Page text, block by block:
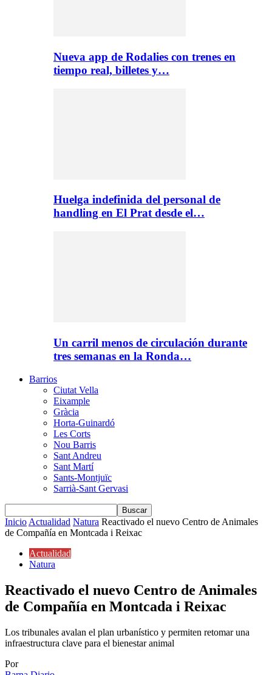
Nueva app de Rodalies con trenes en
tiempo real, billetes y…
Huelga indefinida del personal de
handling en El Prat desde el…
Un carril menos de circulación durante
tres semanas en la Ronda…
Barrios
Ciutat Vella
Eixample
Gràcia
Horta-Guinardó
Les Corts
Nou Barris
Sant Andreu
Sant Martí
Sants-Montjuïc
Sarrià-Sant Gervasi
InicioActualidad Natura Reactivado el nuevo Centro de Animales
de Compañía en Montcada i Reixac
Actualidad
Natura
Reactivado el nuevo Centro de Animales
de Compañía en Montcada i Reixac
Los tribunales avalan el plan urbanístico y permiten retomar una
infraestructura clave para el bienestar animal
Por